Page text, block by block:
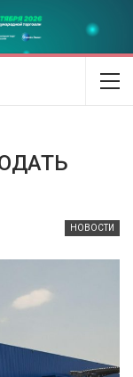
НОВОСТИ